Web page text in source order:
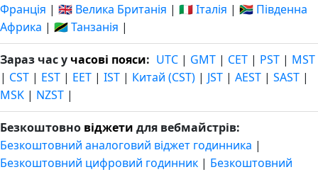
Франція | 🇬🇧 Велика Британія | 🇮🇹 Італія | 🇿🇦 Південна
Африка | 🇹🇿 Танзанія |
Зараз час у часові пояси: UTC | GMT | CET | PST | MST
| CST | EST | EET | IST | Китай (CST) | JST | AEST | SAST |
MSK | NZST |
Безкоштовно віджети для вебмайстрів:
Безкоштовний аналоговий віджет годинника |
Безкоштовний цифровий годинник | Безкоштовний